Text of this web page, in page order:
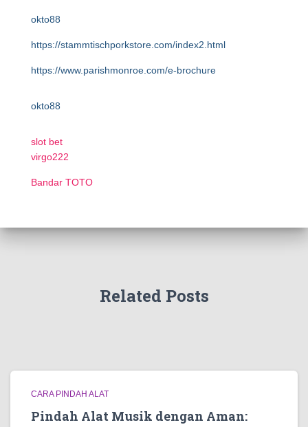
okto88
https://stammtischporkstore.com/index2.html
https://www.parishmonroe.com/e-brochure
okto88
slot bet
virgo222
Bandar TOTO
Related Posts
CARA PINDAH ALAT
Pindah Alat Musik dengan Aman: